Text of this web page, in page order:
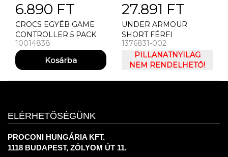
6.890 FT
CROCS EGYÉB GAME
CONTROLLER 5 PACK
10014838
27.891 FT
UNDER ARMOUR
SHORT FÉRFI
RÖVIDNADRÁG UNDER
ARMOUR LAUNCH
ELITE 2IN1 7'' SHORT
1376831-002
PILLANATNYILAG
NEM RENDELHETŐ!
ELÉRHETŐSÉGÜNK
PROCONI HUNGÁRIA KFT.
1118 BUDAPEST, ZÓLYOM ÚT 11.